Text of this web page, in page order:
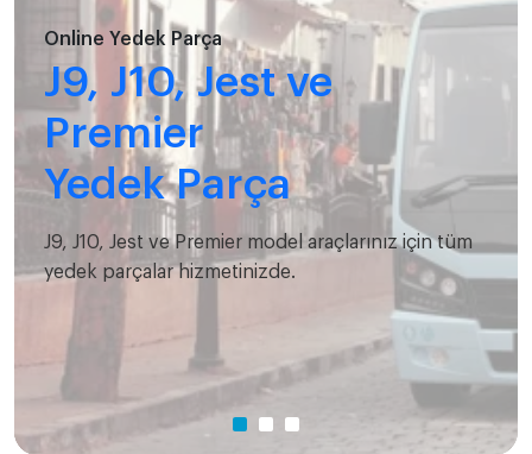
Online Yedek Parça
J9, J10, Jest ve
Premier
Yedek Parça
J9, J10, Jest ve Premier model araçlarınız için tüm
yedek parçalar hizmetinizde.